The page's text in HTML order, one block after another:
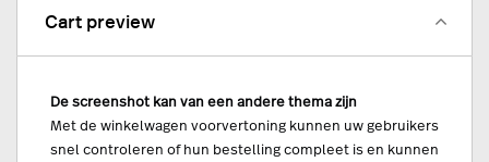
Cart preview
De screenshot kan van een andere thema zijn
Met de winkelwagen voorvertoning kunnen uw gebruikers
snel controleren of hun bestelling compleet is en kunnen